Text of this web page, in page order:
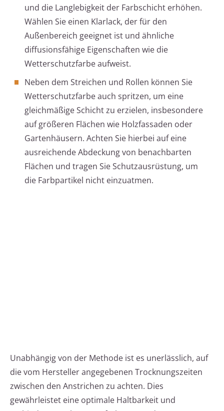
und die Langlebigkeit der Farbschicht erhöhen.
Wählen Sie einen Klarlack, der für den
Außenbereich geeignet ist und ähnliche
diffusionsfähige Eigenschaften wie die
Wetterschutzfarbe aufweist.
Neben dem Streichen und Rollen können Sie
Wetterschutzfarbe auch spritzen, um eine
gleichmäßige Schicht zu erzielen, insbesondere
auf größeren Flächen wie Holzfassaden oder
Gartenhäusern. Achten Sie hierbei auf eine
ausreichende Abdeckung von benachbarten
Flächen und tragen Sie Schutzausrüstung, um
die Farbpartikel nicht einzuatmen.
Unabhängig von der Methode ist es unerlässlich, auf
die vom Hersteller angegebenen Trocknungszeiten
zwischen den Anstrichen zu achten. Dies
gewährleistet eine optimale Haltbarkeit und